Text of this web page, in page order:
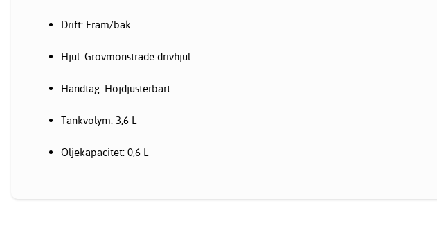
Drift: Fram/bak
Hjul: Grovmönstrade drivhjul
Handtag: Höjdjusterbart
Tankvolym: 3,6 L
Oljekapacitet: 0,6 L